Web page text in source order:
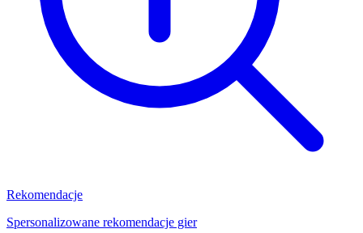
Rekomendacje
Spersonalizowane rekomendacje gier